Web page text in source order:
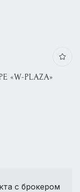
PLAZA»
с брокером